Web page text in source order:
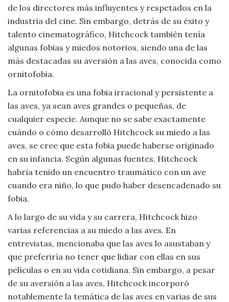
Universo
Viajar
de los directores más influyentes y respetados en la
industria del cine. Sin embargo, detrás de su éxito y
talento cinematográfico, Hitchcock también tenía
algunas fobias y miedos notorios, siendo una de las
más destacadas su aversión a las aves, conocida como
ornitofobia.
La ornitofobia es una fobia irracional y persistente a
las aves, ya sean aves grandes o pequeñas, de
cualquier especie. Aunque no se sabe exactamente
cuándo o cómo desarrolló Hitchcock su miedo a las
aves, se cree que esta fobia puede haberse originado
en su infancia. Según algunas fuentes, Hitchcock
habría tenido un encuentro traumático con un ave
cuando era niño, lo que pudo haber desencadenado su
fobia.
A lo largo de su vida y su carrera, Hitchcock hizo
varias referencias a su miedo a las aves. En
entrevistas, mencionaba que las aves lo asustaban y
que preferiría no tener que lidiar con ellas en sus
películas o en su vida cotidiana. Sin embargo, a pesar
de su aversión a las aves, Hitchcock incorporó
notablemente la temática de las aves en varias de sus